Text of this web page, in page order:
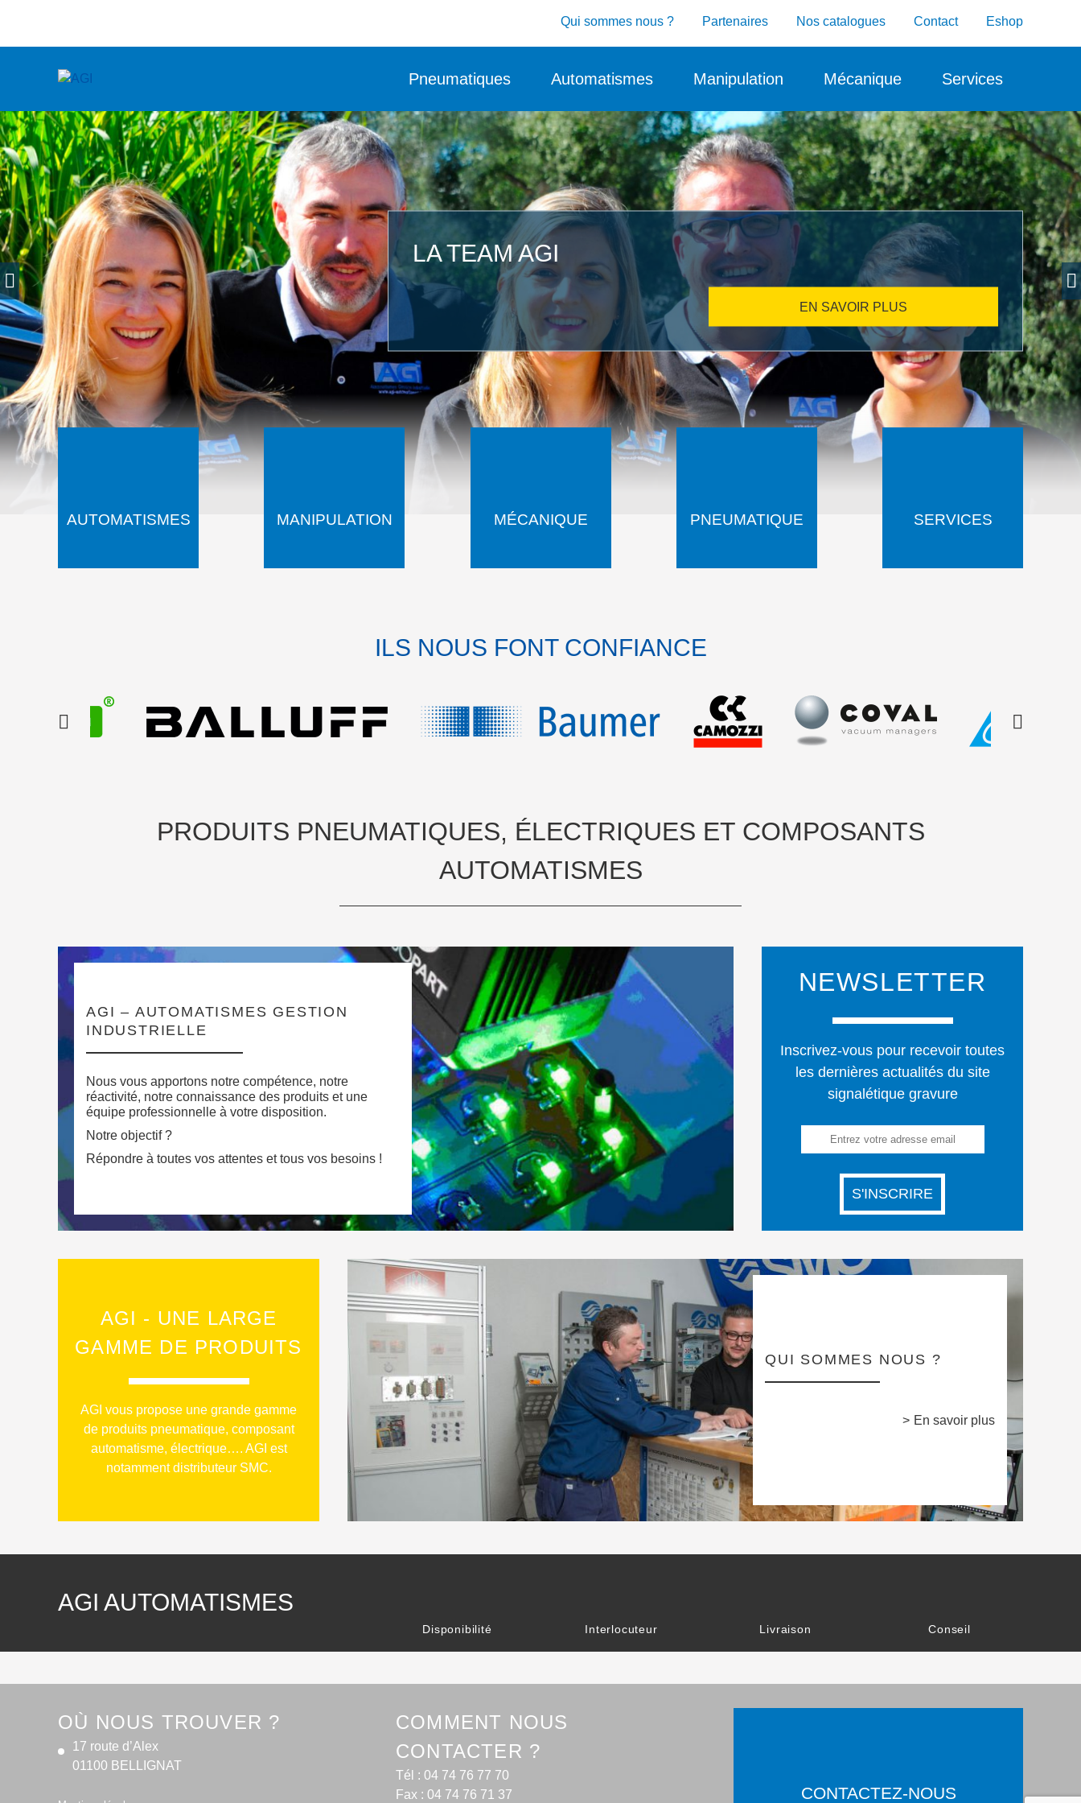
Qui sommes nous ? Partenaires Nos catalogues Contact Eshop
Pneumatiques Automatismes Manipulation Mécanique Services
LA TEAM AGI
EN SAVOIR PLUS
AUTOMATISMES MANIPULATION MÉCANIQUE PNEUMATIQUE SERVICES
ILS NOUS FONT CONFIANCE
PRODUITS PNEUMATIQUES, ÉLECTRIQUES ET COMPOSANTS
AUTOMATISMES
AGI – AUTOMATISMES GESTION
INDUSTRIELLE
Nous vous apportons notre compétence, notre
réactivité, notre connaissance des produits et une
équipe professionnelle à votre disposition.
Notre objectif ?
Répondre à toutes vos attentes et tous vos besoins !
NEWSLETTER
Inscrivez-vous pour recevoir toutes
les dernières actualités du site
signalétique gravure
AGI - UNE LARGE
GAMME DE PRODUITS
AGI vous propose une grande gamme
de produits pneumatique, composant
automatisme, électrique…. AGI est
notamment distributeur SMC.
QUI SOMMES NOUS ?
En savoir plus
AGI AUTOMATISMES
Disponibilité Interlocuteur Livraison Conseil
OÙ NOUS TROUVER ?
17 route d’Alex
01100 BELLIGNAT
COMMENT NOUS
CONTACTER ?
Tél : 04 74 76 77 70
Fax : 04 74 76 71 37
CONTACTEZ-NOUS